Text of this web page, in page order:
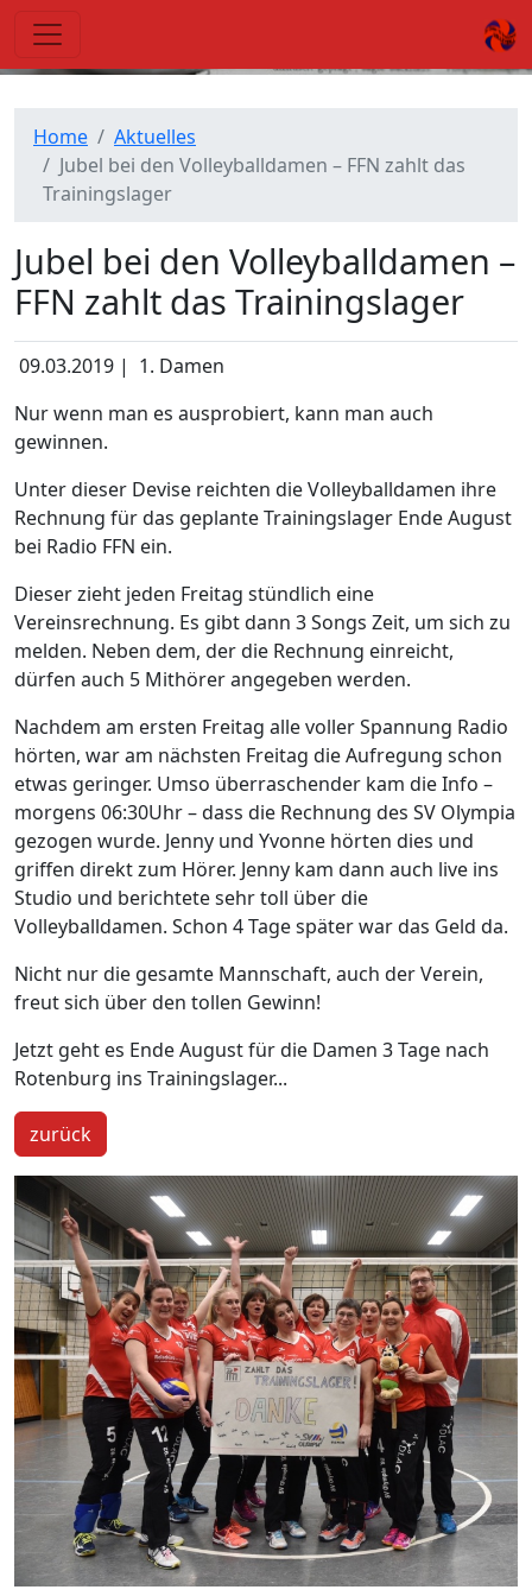
Home
Aktuelles
Jubel bei den Volleyballdamen – FFN zahlt das
Trainingslager
Jubel bei den Volleyballdamen –
FFN zahlt das Trainingslager
09.03.2019 | 1. Damen
Nur wenn man es ausprobiert, kann man auch
gewinnen.
Unter dieser Devise reichten die Volleyballdamen ihre
Rechnung für das geplante Trainingslager Ende August
bei Radio FFN ein.
Dieser zieht jeden Freitag stündlich eine
Vereinsrechnung. Es gibt dann 3 Songs Zeit, um sich zu
melden. Neben dem, der die Rechnung einreicht,
dürfen auch 5 Mithörer angegeben werden.
Nachdem am ersten Freitag alle voller Spannung Radio
hörten, war am nächsten Freitag die Aufregung schon
etwas geringer. Umso überraschender kam die Info –
morgens 06:30Uhr – dass die Rechnung des SV Olympia
gezogen wurde. Jenny und Yvonne hörten dies und
griffen direkt zum Hörer. Jenny kam dann auch live ins
Studio und berichtete sehr toll über die
Volleyballdamen. Schon 4 Tage später war das Geld da.
Nicht nur die gesamte Mannschaft, auch der Verein,
freut sich über den tollen Gewinn!
Jetzt geht es Ende August für die Damen 3 Tage nach
Rotenburg ins Trainingslager...
zurück